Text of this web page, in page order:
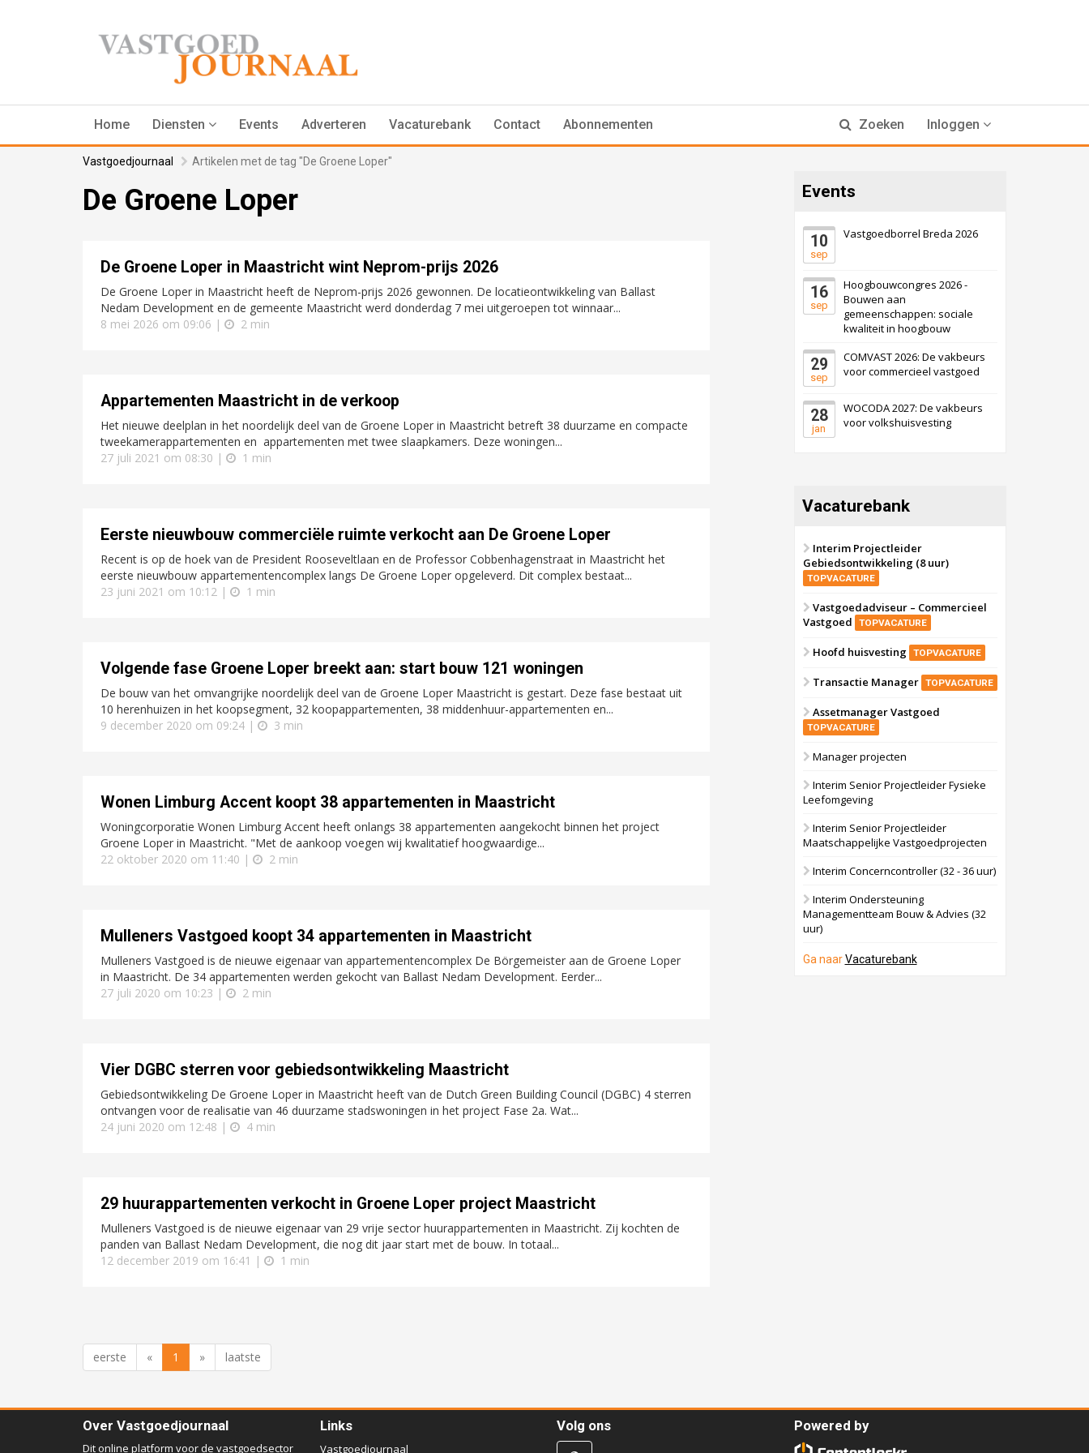
Home Diensten Events Adverteren Vacaturebank Contact Abonnementen Zoeken Inloggen
Vastgoedjournaal Artikelen met de tag "De Groene Loper"
De Groene Loper
De Groene Loper in Maastricht wint Neprom-prijs 2026
De Groene Loper in Maastricht heeft de Neprom-prijs 2026 gewonnen. De locatieontwikkeling van Ballast
Nedam Development en de gemeente Maastricht werd donderdag 7 mei uitgeroepen tot winnaar...
8 mei 2026 om 09:06 |
2 min
Appartementen Maastricht in de verkoop
Het nieuwe deelplan in het noordelijk deel van de Groene Loper in Maastricht betreft 38 duurzame en compacte
tweekamerappartementen en appartementen met twee slaapkamers. Deze woningen...
27 juli 2021 om 08:30 |
1 min
Eerste nieuwbouw commerciële ruimte verkocht aan De Groene Loper
Recent is op de hoek van de President Rooseveltlaan en de Professor Cobbenhagenstraat in Maastricht het
eerste nieuwbouw appartementencomplex langs De Groene Loper opgeleverd. Dit complex bestaat...
23 juni 2021 om 10:12 |
1 min
Volgende fase Groene Loper breekt aan: start bouw 121 woningen
De bouw van het omvangrijke noordelijk deel van de Groene Loper Maastricht is gestart. Deze fase bestaat uit
10 herenhuizen in het koopsegment, 32 koopappartementen, 38 middenhuur-appartementen en...
9 december 2020 om 09:24 |
3 min
Wonen Limburg Accent koopt 38 appartementen in Maastricht
Woningcorporatie Wonen Limburg Accent heeft onlangs 38 appartementen aangekocht binnen het project
Groene Loper in Maastricht. "Met de aankoop voegen wij kwalitatief hoogwaardige...
22 oktober 2020 om 11:40 |
2 min
Mulleners Vastgoed koopt 34 appartementen in Maastricht
Mulleners Vastgoed is de nieuwe eigenaar van appartementencomplex De Börgemeister aan de Groene Loper
in Maastricht. De 34 appartementen werden gekocht van Ballast Nedam Development. Eerder...
27 juli 2020 om 10:23 |
2 min
Vier DGBC sterren voor gebiedsontwikkeling Maastricht
Gebiedsontwikkeling De Groene Loper in Maastricht heeft van de Dutch Green Building Council (DGBC) 4 sterren
ontvangen voor de realisatie van 46 duurzame stadswoningen in het project Fase 2a. Wat...
24 juni 2020 om 12:48 |
4 min
29 huurappartementen verkocht in Groene Loper project Maastricht
Mulleners Vastgoed is de nieuwe eigenaar van 29 vrije sector huurappartementen in Maastricht. Zij kochten de
panden van Ballast Nedam Development, die nog dit jaar start met de bouw. In totaal...
12 december 2019 om 16:41 |
1 min
eerste « 1 » laatste
Events
10
sep
Vastgoedborrel Breda 2026
16
sep
Hoogbouwcongres 2026 -
Bouwen aan
gemeenschappen: sociale
kwaliteit in hoogbouw
29
sep
COMVAST 2026: De vakbeurs
voor commercieel vastgoed
28
jan
WOCODA 2027: De vakbeurs
voor volkshuisvesting
Vacaturebank
Interim Projectleider
Gebiedsontwikkeling (8 uur)
TOPVACATURE
Vastgoedadviseur – Commercieel
Vastgoed
TOPVACATURE
Hoofd huisvesting TOPVACATURE
Transactie Manager TOPVACATURE
Assetmanager Vastgoed
TOPVACATURE
Manager projecten
Interim Senior Projectleider Fysieke
Leefomgeving
Interim Senior Projectleider
Maatschappelijke Vastgoedprojecten
Interim Concerncontroller (32 - 36 uur)
Interim Ondersteuning
Managementteam Bouw & Advies (32
uur)
Ga naarVacaturebank
Over Vastgoedjournaal
Dit online platform voor de vastgoedsector
Links
Vastgoedjournaal
Volg ons Powered by